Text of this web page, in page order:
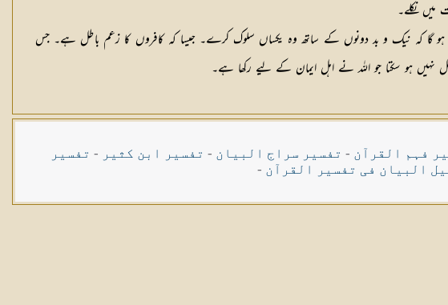
میں نکلے۔
گا کہ نیک و بد دونوں کے ساتھ وہ یکساں سلوک کرے۔ جیسا کہ کافروں کا زعم باطل ہے۔ جس
ہو سکتا جو اللہ نے اہل ایمان کے لیے رکھا ہے۔
فہم القرآن - تفسیر سراج البیان - تفسیر ابن کثیر - تفسیر
البیان فی تفسیر القرآن -